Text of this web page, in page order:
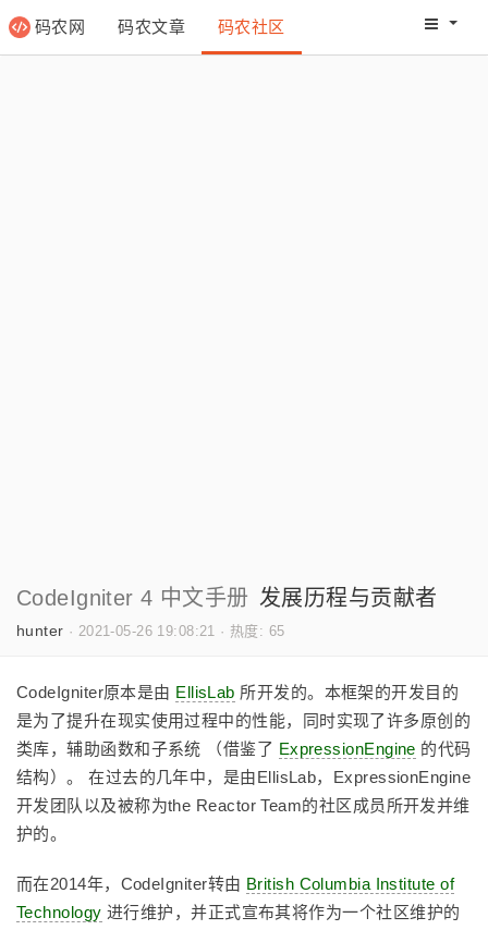
码农网 码农文章 码农社区 码农网
CodeIgniter 4 中文手册 发展历程与贡献者
hunter · 2021-05-26 19:08:21 · 热度: 65
CodeIgniter原本是由 EllisLab 所开发的。本框架的开发目的
是为了提升在现实使用过程中的性能，同时实现了许多原创的
类库，辅助函数和子系统 （借鉴了 ExpressionEngine 的代码
结构）。 在过去的几年中，是由EllisLab，ExpressionEngine
开发团队以及被称为the Reactor Team的社区成员所开发并维
护的。
而在2014年，CodeIgniter转由 British Columbia Institute of
Technology 进行维护，并正式宣布其将作为一个社区维护的